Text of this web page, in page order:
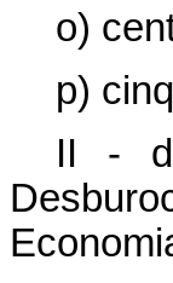
o)
p)
II -